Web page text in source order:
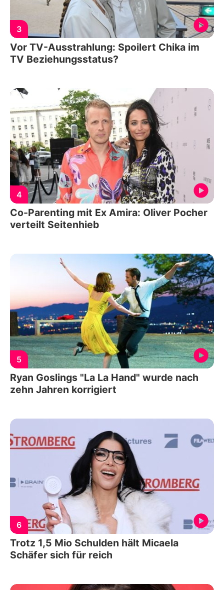
3
Vor TV-Ausstrahlung: Spoilert Chika im
TV Beziehungsstatus?
4
Co-Parenting mit Ex Amira: Oliver Pocher
verteilt Seitenhieb
5
Ryan Goslings "La La Hand" wurde nach
zehn Jahren korrigiert
6
Trotz 1,5 Mio Schulden hält Micaela
Schäfer sich für reich